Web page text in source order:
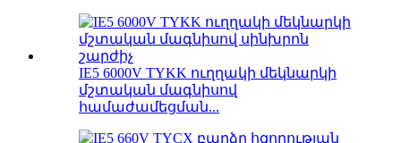
IE5 6000V TYKK ուղղակի մեկնարկի
մշտական ​​մագնիսով
համաժամեցման...